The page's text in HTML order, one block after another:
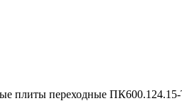
переходные